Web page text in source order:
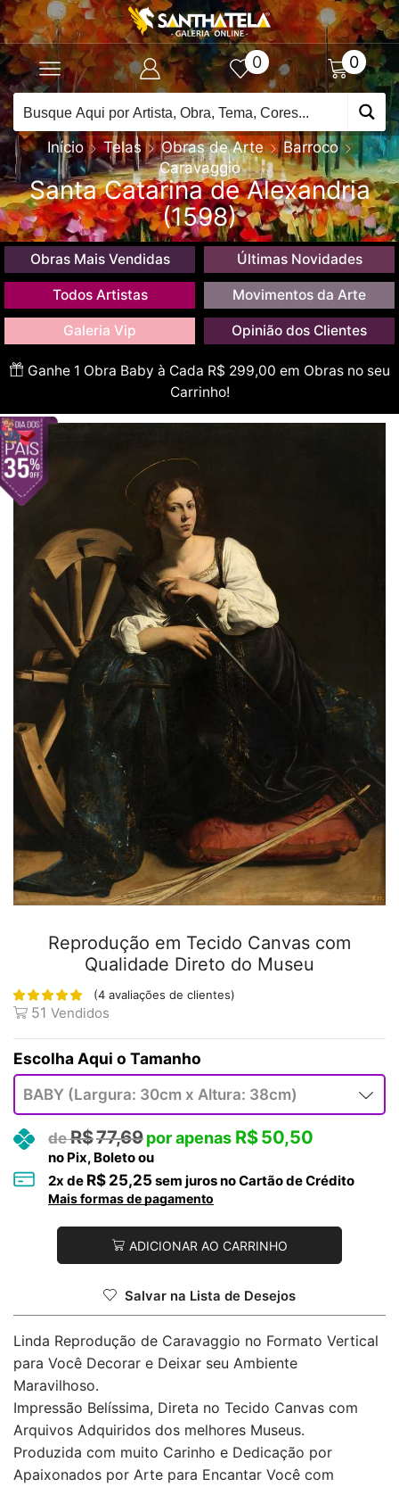
0 0
Início Telas Obras de Arte
Barroco
Caravaggio
Santa Catarina de Alexandria
(1598)
Obras Mais Vendidas Últimas Novidades
Todos Artistas Movimentos da Arte
Galeria Vip Opinião dos Clientes
Ganhe 1 Obra Baby à Cada R$ 299,00 em Obras no seu
Carrinho!
Reprodução em Tecido Canvas com
Qualidade Direto do Museu
(4 avaliações de clientes)
51 Vendidos
Tamanho
R$77,69 R$50,50
no Pix, Boleto ou
2x de R$ 25,25 sem juros no Cartão de Crédito
Mais formas de pagamento
ADICIONAR AO CARRINHO
Salvar na Lista de Desejos
Linda Reprodução de Caravaggio no Formato Vertical
para Você Decorar e Deixar seu Ambiente
Maravilhoso.
Impressão Belíssima, Direta no Tecido Canvas com
Arquivos Adquiridos dos melhores Museus.
Produzida com muito Carinho e Dedicação por
Apaixonados por Arte para Encantar Você com